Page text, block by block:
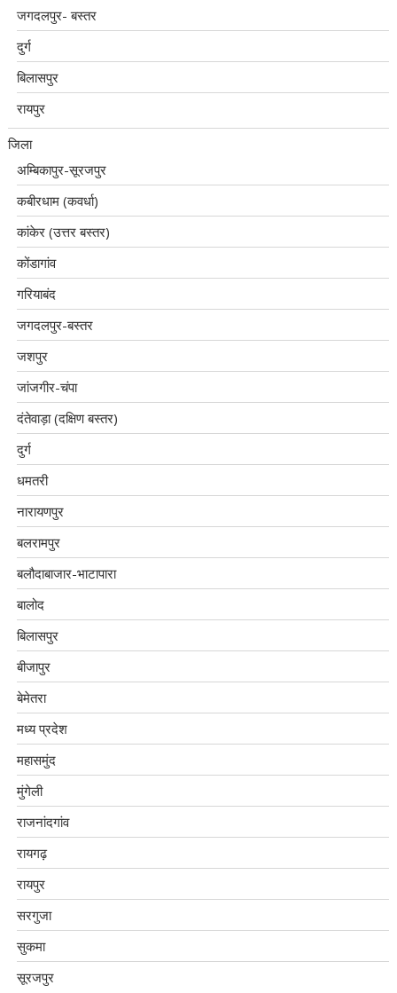
जगदलपुर- बस्तर
दुर्ग
बिलासपुर
रायपुर
जिला
अम्बिकापुर-सूरजपुर
कबीरधाम (कवर्धा)
कांकेर (उत्तर बस्तर)
कोंडागांव
गरियाबंद
जगदलपुर-बस्तर
जशपुर
जांजगीर-चंपा
दंतेवाड़ा (दक्षिण बस्तर)
दुर्ग
धमतरी
नारायणपुर
बलरामपुर
बलौदाबाजार-भाटापारा
बालोद
बिलासपुर
बीजापुर
बेमेतरा
मध्य प्रदेश
महासमुंद
मुंगेली
राजनांदगांव
रायगढ़
रायपुर
सरगुजा
सुकमा
सूरजपुर